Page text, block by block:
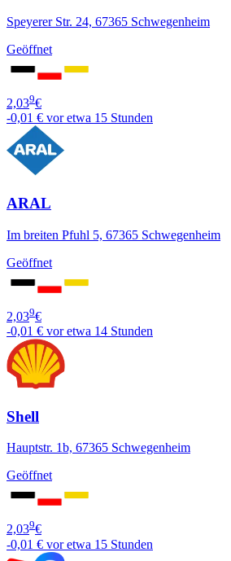
Speyerer Str. 24, 67365 Schwegenheim
Geöffnet
2,039€
-0,01 € vor etwa 15 Stunden
ARAL
Im breiten Pfuhl 5, 67365 Schwegenheim
Geöffnet
2,039€
-0,01 € vor etwa 14 Stunden
Shell
Hauptstr. 1b, 67365 Schwegenheim
Geöffnet
2,039€
-0,01 € vor etwa 15 Stunden